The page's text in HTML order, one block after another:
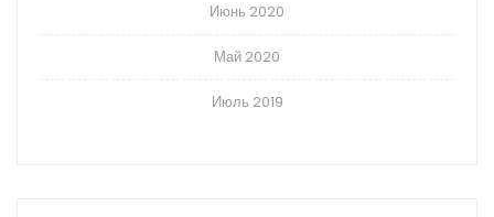
Июнь 2020
Май 2020
Июль 2019